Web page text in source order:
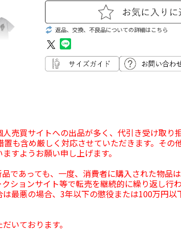
返品、交換、不良品についての詳細はこちら
売買サイトへの出品が多く、代引き受け取り
も含め厳しく対応させていただきます。その
すようお願い申し上げます。
であっても、一度、消費者に購入された物品
ションサイト等で転売を継続的に繰り返し行
最悪の場合、3年以下の懲役または100万円
いております。